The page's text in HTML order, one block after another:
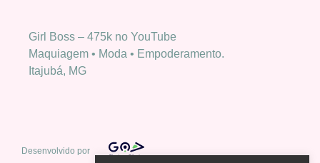
Girl Boss – 475k no YouTube
Maquiagem • Moda • Empoderamento.
Itajubá, MG
Desenvolvido por